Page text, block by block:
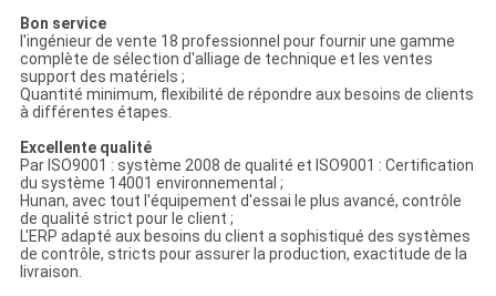
Bon service
l'ingénieur de vente 18 professionnel pour fournir une gamme
complète de sélection d'alliage de technique et les ventes
support des matériels ;
Quantité minimum, flexibilité de répondre aux besoins de clients
à différentes étapes.
Excellente qualité
Par ISO9001 : système 2008 de qualité et ISO9001 : Certification
du système 14001 environnemental ;
Hunan, avec tout l'équipement d'essai le plus avancé, contrôle
de qualité strict pour le client ;
L'ERP adapté aux besoins du client a sophistiqué des systèmes
de contrôle, stricts pour assurer la production, exactitude de la
livraison.